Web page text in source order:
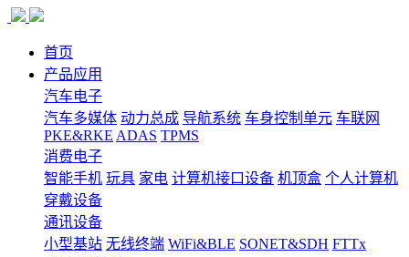
首页
产品应用
汽车电子
汽车多媒体 动力总成 导航系统 车身控制单元 车联网
PKE&RKE ADAS TPMS
消费电子
智能手机 玩具 家电 计算机接口设备 机顶盒 个人计算机
穿戴设备
通讯设备
小型基站 无线终端 WiFi&BLE SONET&SDH FTTx